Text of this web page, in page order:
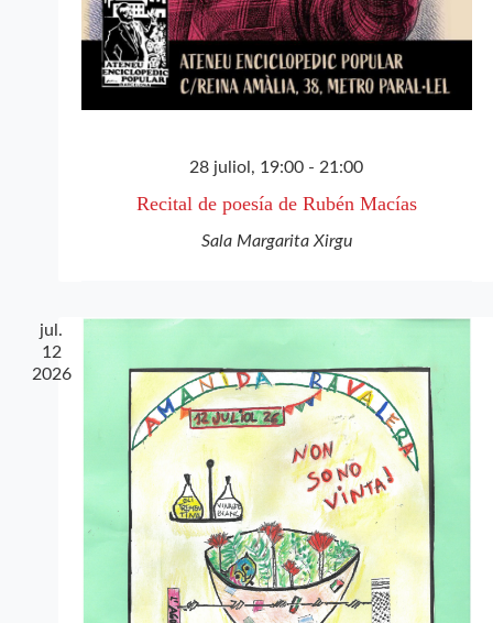
28 juliol, 19:00 - 21:00
Recital de poesía de Rubén Macías
Sala Margarita Xirgu
jul.
12
2026